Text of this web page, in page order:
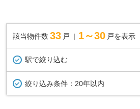
該当物件数 33 戸 1～30 戸を表示
駅で絞り込む
絞り込み条件： 20年以内